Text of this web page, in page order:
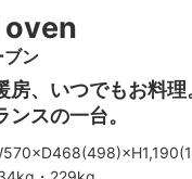
oven
ブン
房、いつでもお料
ンスの一台。